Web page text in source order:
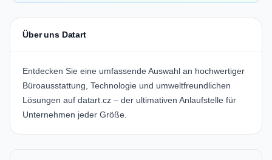
Über uns Datart
Entdecken Sie eine umfassende Auswahl an hochwertiger
Büroausstattung, Technologie und umweltfreundlichen
Lösungen auf datart.cz – der ultimativen Anlaufstelle für
Unternehmen jeder Größe.